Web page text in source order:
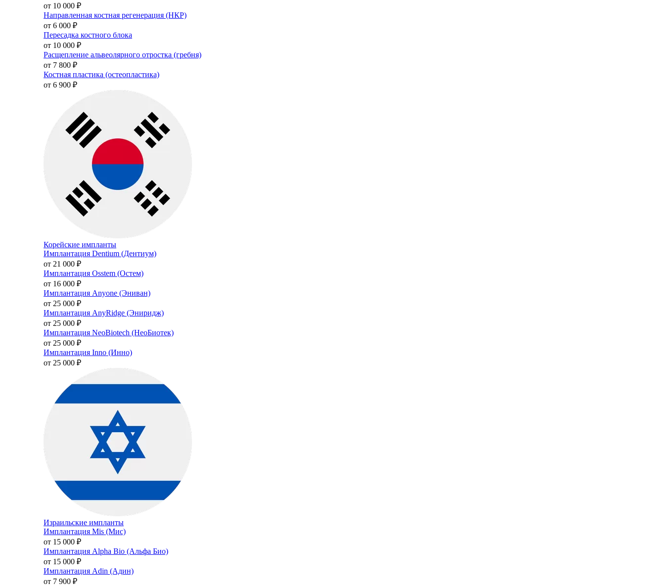
от 10 000 ₽
Направленная костная регенерация (НКР)
от 6 000 ₽
Пересадка костного блока
от 10 000 ₽
Расщепление альвеолярного отростка (гребня)
от 7 800 ₽
Костная пластика (остеопластика)
от 6 900 ₽
Корейские импланты
Имплантация Dentium (Дентиум)
от 21 000 ₽
Имплантация Osstem (Остем)
от 16 000 ₽
Имплантация Anyone (Эниван)
от 25 000 ₽
Имплантация AnyRidge (Эниридж)
от 25 000 ₽
Имплантация NeoBiotech (НеоБиотек)
от 25 000 ₽
Имплантация Inno (Инно)
от 25 000 ₽
Израильские импланты
Имплантация Mis (Мис)
от 15 000 ₽
Имплантация Alpha Bio (Альфа Био)
от 15 000 ₽
Имплантация Adin (Адин)
от 7 900 ₽